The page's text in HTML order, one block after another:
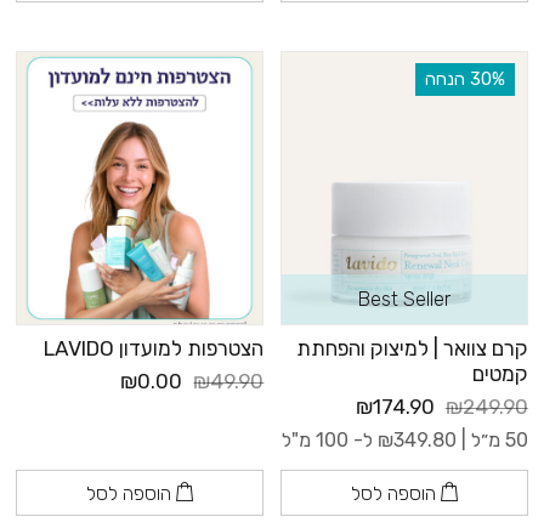
‫30% הנחה
Best Seller
קרם צוואר | למיצוק והפחתת
קמטים
₪249.90
₪174.90
50 מ״ל | ₪349.80 ל- 100 מ"ל
הוספה לסל
הצטרפות למועדון LAVIDO
₪49.90
₪0.00
הוספה לסל